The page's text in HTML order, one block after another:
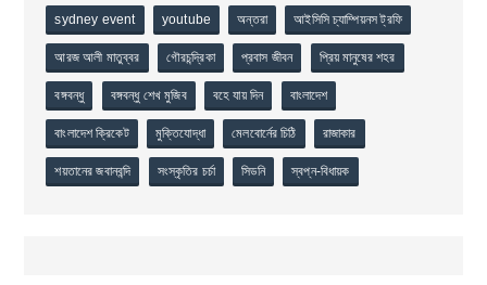
sydney event youtube অন্তরা আইসিসি চ্যাম্পিয়নস ট্রফি
আরজ আলী মাতুব্বর গৌরচন্দ্রিকা প্রবাস জীবন প্রিয় মানুষের শহর
বঙ্গবন্ধু বঙ্গবন্ধু শেখ মুজিব বহে যায় দিন বাংলাদেশ
বাংলাদেশ ক্রিকেট মুক্তিযোদ্ধা মেলবোর্নের চিঠি রাজাকার
শয়তানের জবানবন্দি সংস্কৃতির চর্চা সিডনি স্বপ্ন-বিধায়ক